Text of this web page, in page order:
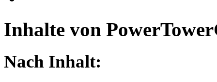
Inhalte von
Nach Inhalt: